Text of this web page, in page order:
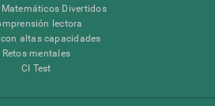
Divertidos
lectora
altas capacidades
Retos mentales
CI Test